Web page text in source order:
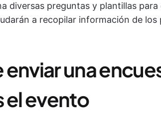
diversas preguntas y plantillas
a recopilar información de
enviar una
el evento